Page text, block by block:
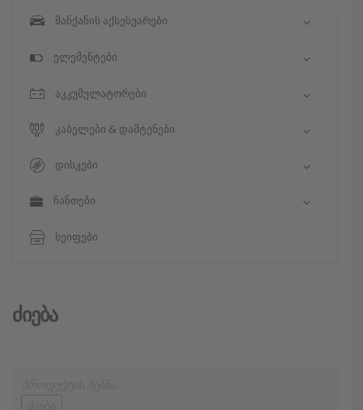
მანქანის აქსესუარები
ელემენტები
აკკუმულატორები
კაბელები & დამტენები
დისკები
ჩანთები
სეიფები
Ძიება